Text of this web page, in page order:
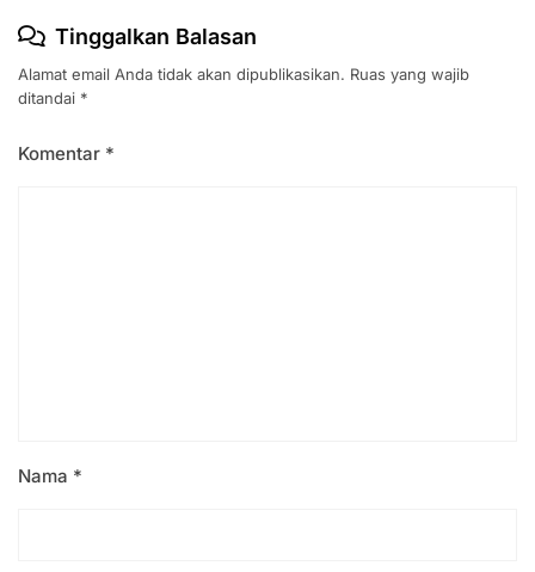
Tinggalkan Balasan
Alamat email Anda tidak akan dipublikasikan. Ruas yang wajib
ditandai *
Komentar *
Nama *